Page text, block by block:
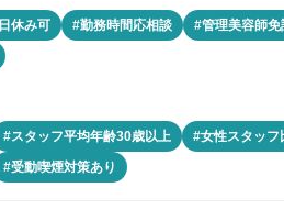
休み可 #勤務時間応相談 #管理美容師免
#スタッフ平均年齢30歳以上 #女性スタッフ
#受動喫煙対策あり